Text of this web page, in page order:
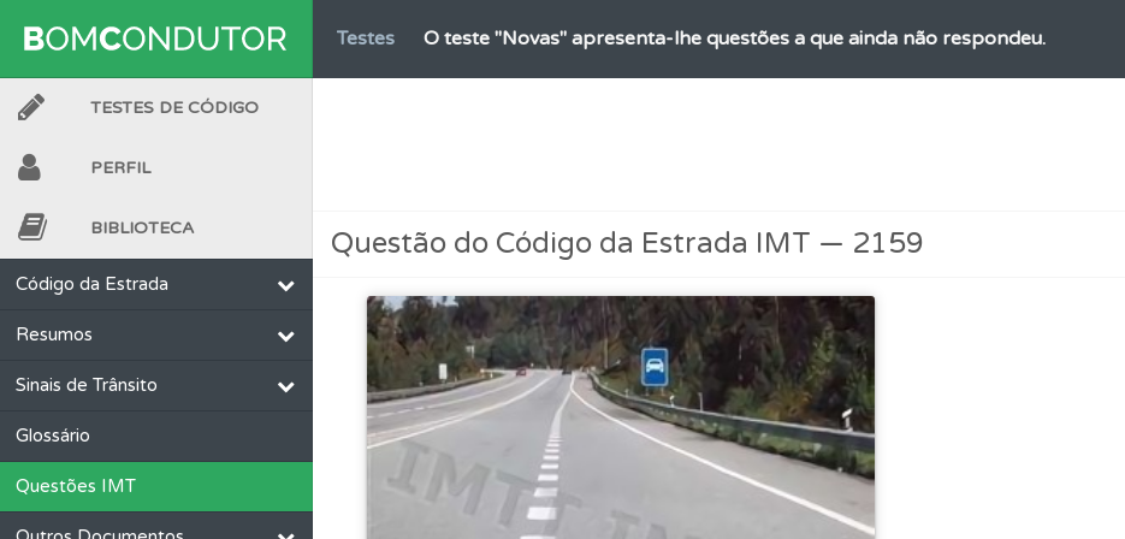
Testes O teste "Novas" apresenta-lhe questões a que ainda não respondeu.
Conta Crie uma conta para não perder as suas estatísticas.
Testes O teste "Erradas" apresenta-lhe questões que errou e não voltou a responder.
Consulte a ajuda se tiver dúvidas relacionadas com a plataforma.
TESTES DE CÓDIGO
PERFIL
BIBLIOTECA
Código da Estrada
Resumos
Sinais de Trânsito
Glossário
Questões IMT
Questão do Código da Estrada IMT — 2159